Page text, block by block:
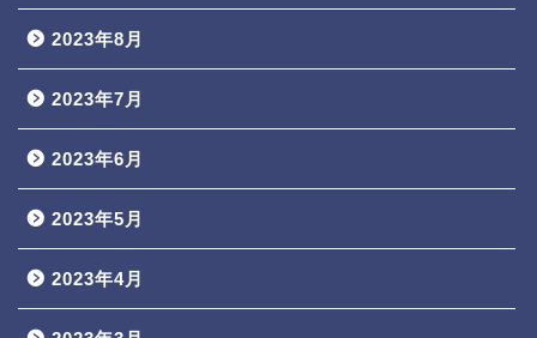
2023年8月
2023年7月
2023年6月
2023年5月
2023年4月